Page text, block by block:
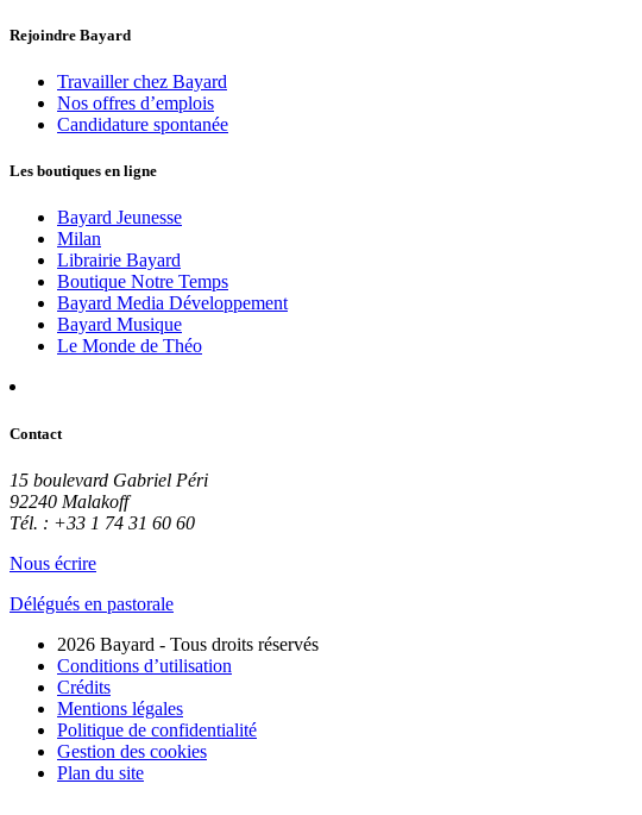
Rejoindre Bayard
Travailler chez Bayard
Nos offres d’emplois
Candidature spontanée
Les boutiques en ligne
Bayard Jeunesse
Milan
Librairie Bayard
Boutique Notre Temps
Bayard Media Développement
Bayard Musique
Le Monde de Théo
Contact
15 boulevard Gabriel Péri
92240 Malakoff
Tél. : +33 1 74 31 60 60
Nous écrire
Délégués en pastorale
2026 Bayard - Tous droits réservés
Conditions d’utilisation
Crédits
Mentions légales
Politique de confidentialité
Gestion des cookies
Plan du site